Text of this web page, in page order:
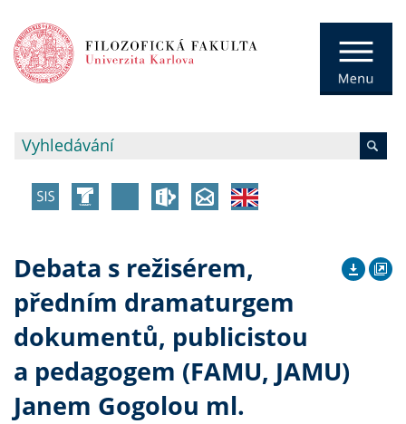
Debata s režisérem,
předním dramaturgem
dokumentů, publicistou
a pedagogem (FAMU, JAMU)
Janem Gogolou ml.